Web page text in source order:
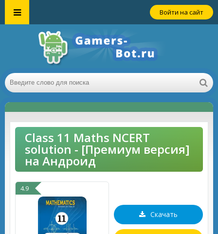
Войти на сайт
Class 11 Maths NCERT
solution - [Премиум версия]
на Андроид
4.9
Скачать